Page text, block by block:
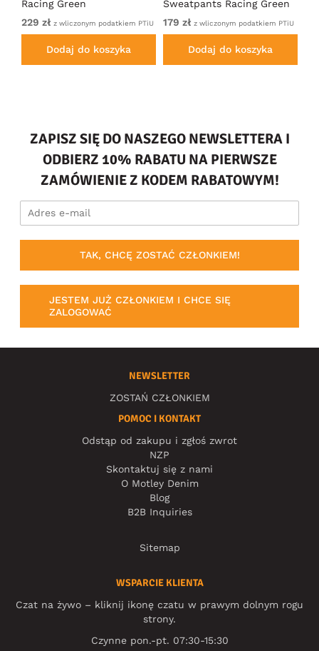
Racing Green
229 zł z wliczonym podatkiem PTiU
Dodaj do koszyka
Sweatpants Racing Green
179 zł z wliczonym podatkiem PTiU
Dodaj do koszyka
ZAPISZ SIĘ DO NASZEGO NEWSLETTERA I
ODBIERZ 10% RABATU NA PIERWSZE
ZAMÓWIENIE Z KODEM RABATOWYM!
TAK, CHCĘ ZOSTAĆ CZŁONKIEM!
JESTEM JUŻ CZŁONKIEM I CHCE SIĘ
ZALOGOWAĆ
NEWSLETTER
ZOSTAŃ CZŁONKIEM
POMOC I KONTAKT
Odstąp od zakupu i zgłoś zwrot
NZP
Skontaktuj się z nami
O Motley Denim
Blog
B2B Inquiries
Sitemap
WSPARCIE KLIENTA
Czat na żywo – kliknij ikonę czatu w prawym dolnym rogu
strony.
Czynne pon.-pt. 07:30-15:30